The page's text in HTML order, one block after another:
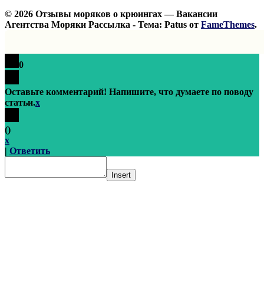
© 2026 Отзывы моряков о крюингах — Вакансии
Агентства Моряки Рассылка - Тема: Patus от FameThemes.
0
Оставьте комментарий! Напишите, что думаете по поводу
статьи.x
()
x
| Ответить
Insert